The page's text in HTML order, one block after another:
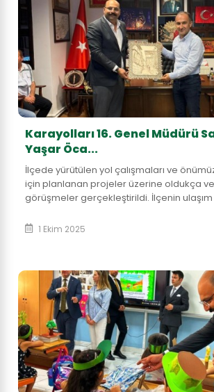
Karayolları 16. Genel Müdürü
Yaşar Öca...
İlçede yürütülen yol çalışmaları ve
için planlanan projeler üzerine oldukça
görüşmeler gerçekleştirildi. İlçenin ulaşım
1 Ekim 2025